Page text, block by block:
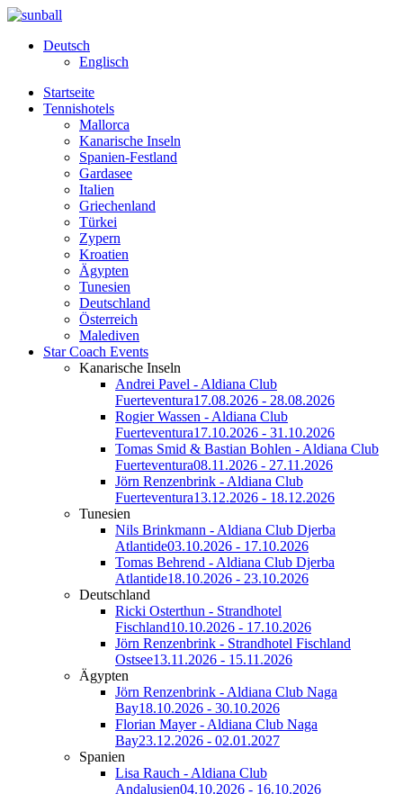
Deutsch
Englisch
Startseite
Tennishotels
Mallorca
Kanarische Inseln
Spanien-Festland
Gardasee
Italien
Griechenland
Türkei
Zypern
Kroatien
Ägypten
Tunesien
Deutschland
Österreich
Malediven
Star Coach Events
Kanarische Inseln
Andrei Pavel - Aldiana Club
Fuerteventura17.08.2026 - 28.08.2026
Rogier Wassen - Aldiana Club
Fuerteventura17.10.2026 - 31.10.2026
Tomas Smid & Bastian Bohlen - Aldiana Club
Fuerteventura08.11.2026 - 27.11.2026
Jörn Renzenbrink - Aldiana Club
Fuerteventura13.12.2026 - 18.12.2026
Tunesien
Nils Brinkmann - Aldiana Club Djerba
Atlantide03.10.2026 - 17.10.2026
Tomas Behrend - Aldiana Club Djerba
Atlantide18.10.2026 - 23.10.2026
Deutschland
Ricki Osterthun - Strandhotel
Fischland10.10.2026 - 17.10.2026
Jörn Renzenbrink - Strandhotel Fischland
Ostsee13.11.2026 - 15.11.2026
Ägypten
Jörn Renzenbrink - Aldiana Club Naga
Bay18.10.2026 - 30.10.2026
Florian Mayer - Aldiana Club Naga
Bay23.12.2026 - 02.01.2027
Spanien
Lisa Rauch - Aldiana Club
Andalusien04.10.2026 - 16.10.2026